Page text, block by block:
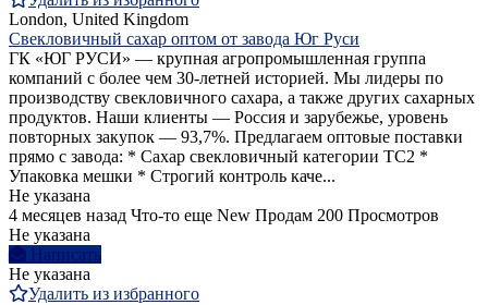
London, United Kingdom
Свекловичный сахар оптом от завода Юг Руси
ГК «ЮГ РУСИ» — крупная агропромышленная группа
компаний с более чем 30-летней историей. Мы лидеры по
производству свекловичного сахара, а также других сахарных
продуктов. Наши клиенты — Россия и зарубежье, уровень
повторных закупок — 93,7%. Предлагаем оптовые поставки
прямо с завода: * Сахар свекловичный категории ТС2 *
Упаковка мешки * Строгий контроль каче...
Не указана
4 месяцев назад Что-то еще New Продам 200 Просмотров
Не указана
Написать
Не указана
Удалить из избранного